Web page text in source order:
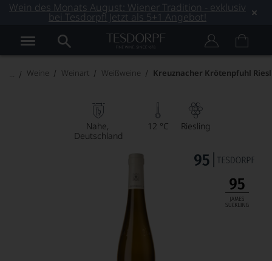
Wein des Monats August: Wiener Tradition - exklusiv
bei Tesdorpf! Jetzt als 5+1 Angebot!
Weine Weinart Weißweine Kreuznacher Krötenpfuhl
Nahe
Deutschland
12 °C Riesling